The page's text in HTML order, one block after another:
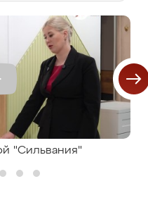
"Сильвания"